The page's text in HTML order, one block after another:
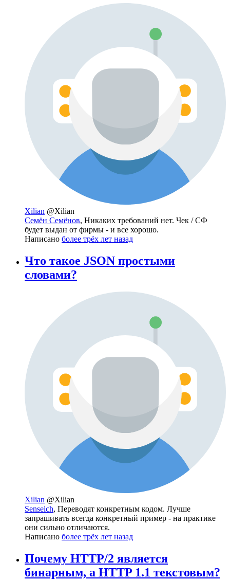
Xilian @Xilian
Семён Семёнов, Никаких требований нет. Чек / СФ
будет выдан от фирмы - и все хорошо.
Написано более трёх лет назад
Что такое JSON простыми
словами?
Xilian @Xilian
Senseich, Переводят конкретным кодом. Лучше
запрашивать всегда конкретный пример - на практике
они сильно отличаются.
Написано более трёх лет назад
Почему HTTP/2 является
бинарным, а HTTP 1.1 текстовым?